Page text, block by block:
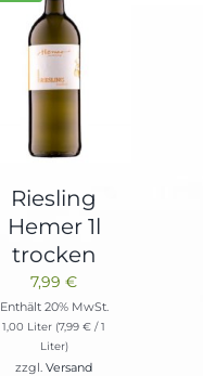
Riesling
Hemer 1l
trocken
7,99€
Enthält 20% MwSt.
1,00 Liter (7,99€ / 1
Liter)
zzgl.Versand